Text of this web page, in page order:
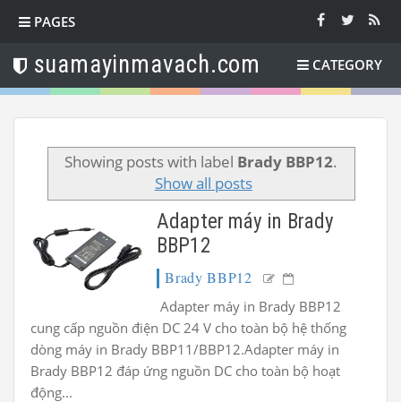
PAGES
suamayinmavach.com CATEGORY
Showing posts with label Brady BBP12.
Show all posts
Adapter máy in Brady
BBP12
Brady BBP12
Adapter máy in Brady BBP12
cung cấp nguồn điện DC 24 V cho toàn bộ hệ thống
dòng máy in Brady BBP11/BBP12.Adapter máy in
Brady BBP12 đáp ứng nguồn DC cho toàn bộ hoạt
động...